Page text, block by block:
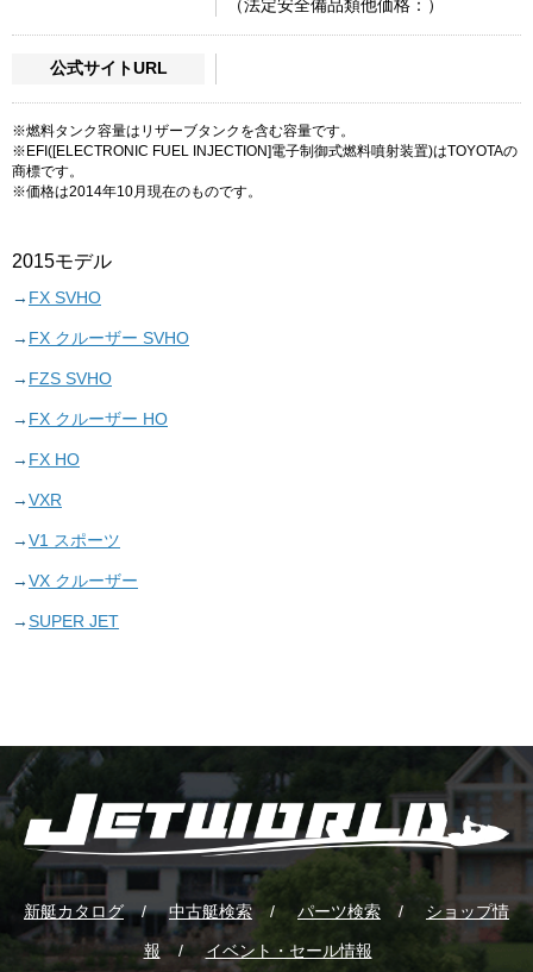
（法定安全備品類他価格：）
公式サイトURL
※燃料タンク容量はリザーブタンクを含む容量です。
※EFI([ELECTRONIC FUEL INJECTION]電子制御式燃料噴射装置)はTOYOTAの
商標です。
※価格は2014年10月現在のものです。
2015モデル
FX SVHO
FX クルーザー SVHO
FZS SVHO
FX クルーザー HO
FX HO
VXR
V1 スポーツ
VX クルーザー
SUPER JET
新艇カタログ 中古艇検索 パーツ検索 ショップ情
報 イベント・セール情報